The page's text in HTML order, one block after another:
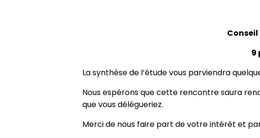
9
La synthèse de l’étude vous parviendra
Nous espérons que cette rencontre saura
que vous délégueriez.
Merci de nous faire part de votre intérêt et